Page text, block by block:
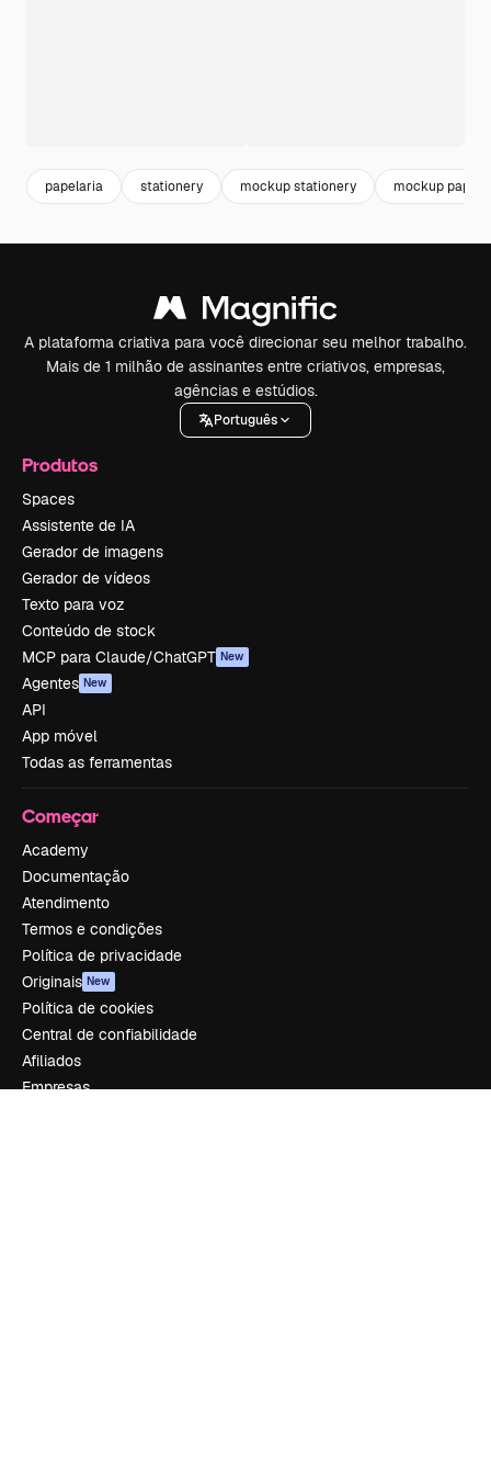
papelaria stationery mockup stationery mockup papel
A plataforma criativa para você direcionar seu melhor trabalho.
Mais de 1 milhão de assinantes entre criativos, empresas,
agências e estúdios.
Português
Produtos
Spaces
Assistente de IA
Gerador de imagens
Gerador de vídeos
Texto para voz
Conteúdo de stock
MCP para Claude/ChatGPT New
Agentes New
API
App móvel
Todas as ferramentas
Começar
Academy
Documentação
Atendimento
Termos e condições
Política de privacidade
Originais New
Política de cookies
Central de confiabilidade
Afiliados
Empresas